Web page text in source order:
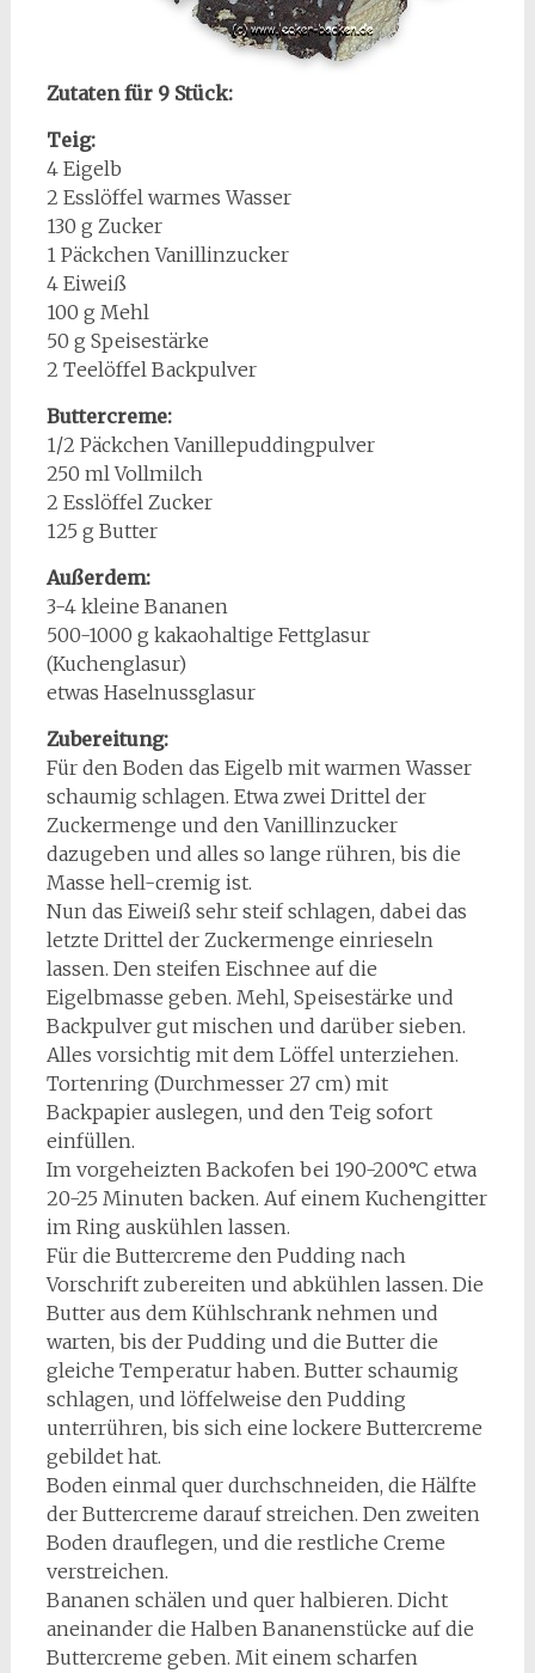
Zutaten für 9 Stück:
Teig:
4 Eigelb
2 Esslöffel warmes Wasser
130 g Zucker
1 Päckchen Vanillinzucker
4 Eiweiß
100 g Mehl
50 g Speisestärke
2 Teelöffel Backpulver
Buttercreme:
1/2 Päckchen Vanillepuddingpulver
250 ml Vollmilch
2 Esslöffel Zucker
125 g Butter
Außerdem:
3-4 kleine Bananen
500-1000 g kakaohaltige Fettglasur
(Kuchenglasur)
etwas Haselnussglasur
Zubereitung:
Für den Boden das Eigelb mit warmen Wasser
schaumig schlagen. Etwa zwei Drittel der
Zuckermenge und den Vanillinzucker
dazugeben und alles so lange rühren, bis die
Masse hell-cremig ist.
Nun das Eiweiß sehr steif schlagen, dabei das
letzte Drittel der Zuckermenge einrieseln
lassen. Den steifen Eischnee auf die
Eigelbmasse geben. Mehl, Speisestärke und
Backpulver gut mischen und darüber sieben.
Alles vorsichtig mit dem Löffel unterziehen.
Tortenring (Durchmesser 27 cm) mit
Backpapier auslegen, und den Teig sofort
einfüllen.
Im vorgeheizten Backofen bei 190-200°C etwa
20-25 Minuten backen. Auf einem Kuchengitter
im Ring auskühlen lassen.
Für die Buttercreme den Pudding nach
Vorschrift zubereiten und abkühlen lassen. Die
Butter aus dem Kühlschrank nehmen und
warten, bis der Pudding und die Butter die
gleiche Temperatur haben. Butter schaumig
schlagen, und löffelweise den Pudding
unterrühren, bis sich eine lockere Buttercreme
gebildet hat.
Boden einmal quer durchschneiden, die Hälfte
der Buttercreme darauf streichen. Den zweiten
Boden drauflegen, und die restliche Creme
verstreichen.
Bananen schälen und quer halbieren. Dicht
aneinander die Halben Bananenstücke auf die
Buttercreme geben. Mit einem scharfen